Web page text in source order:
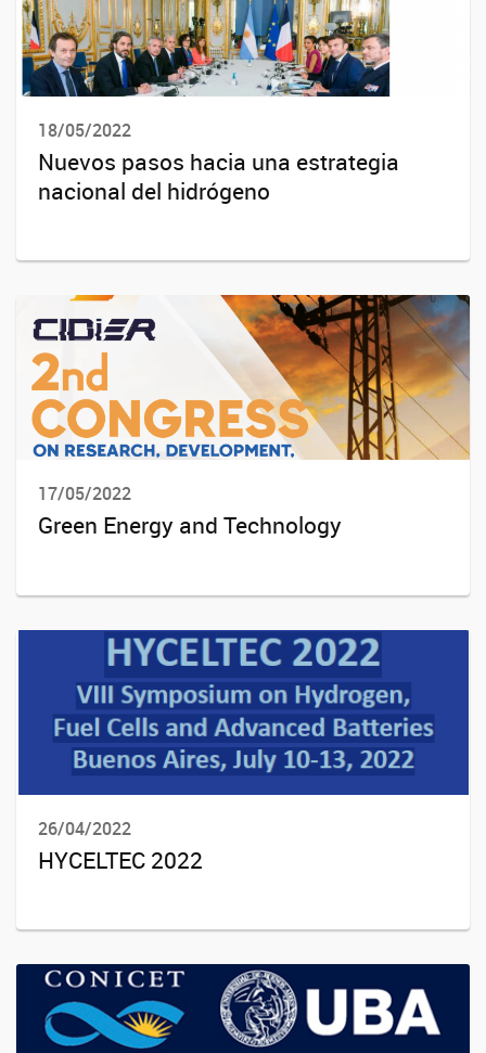
18/05/2022
Nuevos pasos hacia una estrategia
nacional del hidrógeno
17/05/2022
Green Energy and Technology
26/04/2022
HYCELTEC 2022